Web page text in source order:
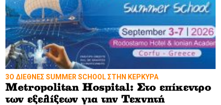
3Ο ΔΙΕΘΝΕΣ SUMMER SCHOOL ΣΤΗΝ ΚΕΡΚΥΡΑ
Metropolitan Hospital: Στο επίκεντρο
των εξελίξεων για την Τεχνητή